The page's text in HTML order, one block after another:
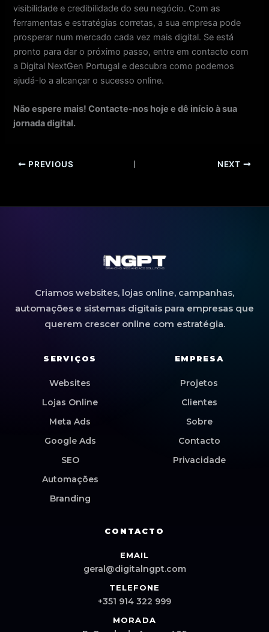
visibilidade e credibilidade do seu negócio. Com as
ferramentas e estratégias corretas, a sua empresa pode
prosperar num mercado cada vez mais digital. Se está
pronto para dar o próximo passo, entre em contacto com
a Digital NextGen Portugal e descubra como podemos
ajudá-lo a alcançar o sucesso online.
Não espere mais! Contacte-nos hoje e dê início à sua
jornada digital.
PREVIOUS NEXT
Criamos websites, lojas online, campanhas,
automações e sistemas digitais para empresas que
querem crescer online com estratégia.
SERVIÇOS
Websites
Lojas Online
Meta Ads
Google Ads
SEO
Automações
Branding
EMPRESA
Projetos
Clientes
Sobre
Contacto
Privacidade
CONTACTO
EMAIL
geral@digitalngpt.com
TELEFONE
+351 914 322 999
MORADA